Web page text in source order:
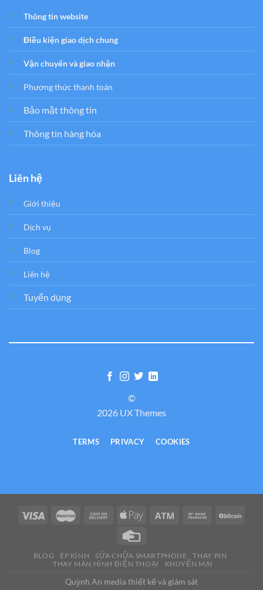
Thông tin website
Điều kiện giao dịch chung
Vận chuyển và giao nhận
Phương thức thanh toán
Bảo mật thông tin
Thông tin hàng hóa
Liên hệ
Giới thiệu
Dịch vụ
Blog
Liên hệ
Tuyển dụng
©
2026 UX Themes
TERMS PRIVACY COOKIES
BLOG ÉP KÍNH SỬA CHỮA SMARTPHONE
THAY PIN
THAY MÀN HÌNH ĐIỆN THOẠI
KHUYẾN MẠI
Quỳnh An media thiết kế và giám sát